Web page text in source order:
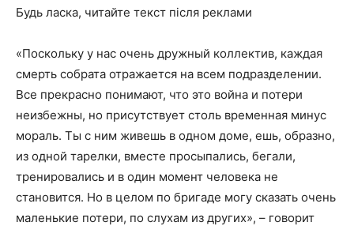
Будь ласка, читайте текст після реклами
«Поскольку у нас очень дружный коллектив, каждая
смерть собрата отражается на всем подразделении.
Все прекрасно понимают, что это война и потери
неизбежны, но присутствует столь временная минус
мораль. Ты с ним живешь в одном доме, ешь, образно,
из одной тарелки, вместе просыпались, бегали,
тренировались и в один момент человека не
становится. Но в целом по бригаде могу сказать очень
маленькие потери, по слухам из других», – говорит